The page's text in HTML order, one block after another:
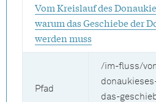
Vom Kreislauf des
warum das Geschiebe der
werden muss
Pfad
/im-fluss/
das-